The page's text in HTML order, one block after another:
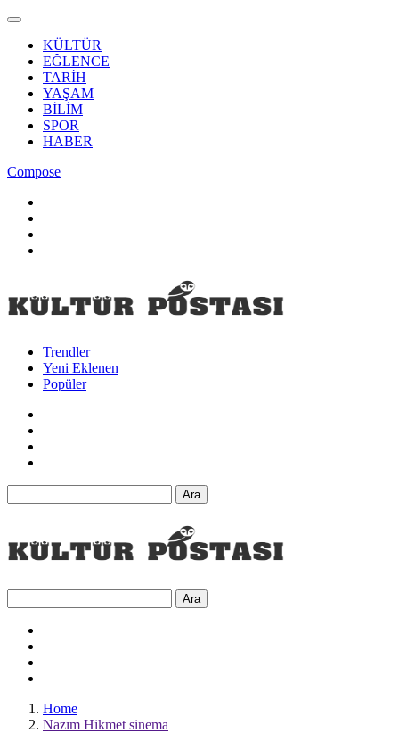
KÜLTÜR
EĞLENCE
TARİH
YAŞAM
BİLİM
SPOR
HABER
Compose
Trendler
Yeni Eklenen
Popüler
Ara
Ara
Home
Nazım Hikmet sinema